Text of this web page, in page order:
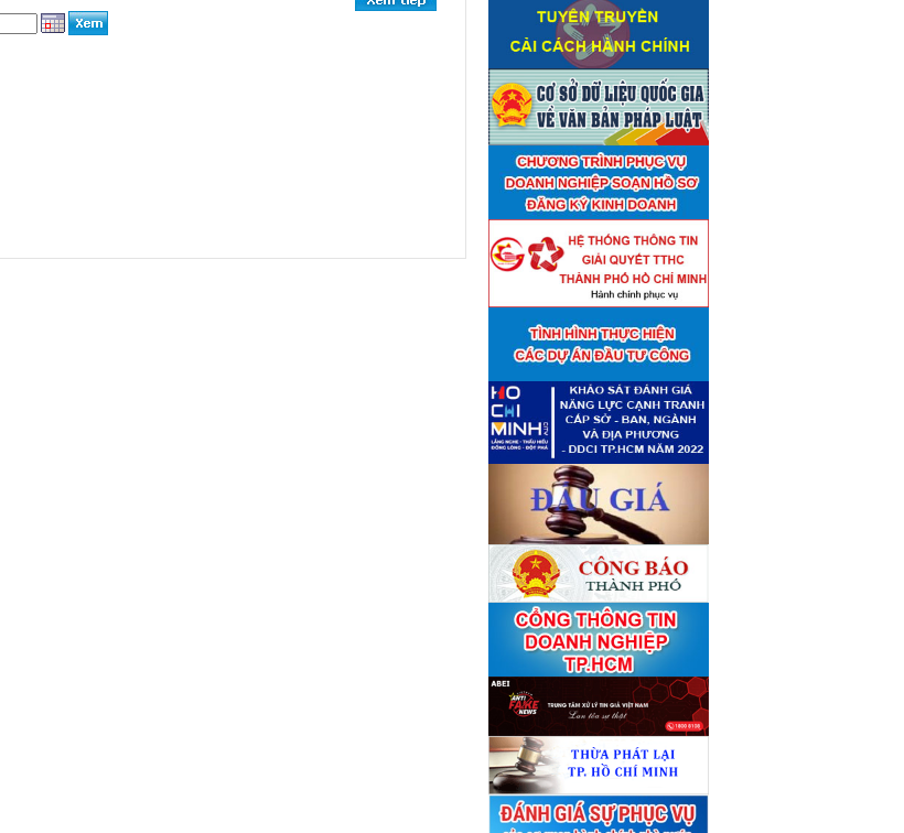
Thuê đơn vị tư vấn thẩm định
giá tài sản theo 09 Yêu cầu
định giá tài sản (04/08)
■ Quyết định số 4489/QĐ-
UBND ngày 21 tháng 7 năm
2026 của Ủy ban nhân dân
Thành phố về việc công bố
danh mục thủ tục hành chính
bị bãi bỏ lĩnh vực Công nghệ
thông tin thuộc phạm vi chức
năng quản lý của Sở Tài
chính (27/07)
Quyết định số 4477/QĐ-
UBND ngày 20 tháng 7 năm
2026 của Ủy ban nhân dân
Thành phố về việc công bố
danh mục thủ tục hành chính
nội bộ mới ban hành lĩnh vực
Công nghệ thông tin thuộc
phạm vi chức năng quản lý
của Sở Tài chính (27/07)
■ Thuê đơn vị tư vấn thẩm định
giá số C45701 (lần 2)
(27/07)
Thuê đơn vị tư vấn thẩm định
giá số 38965
(27/07)